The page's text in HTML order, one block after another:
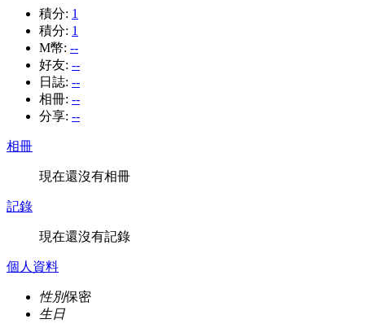
積分: 1
積分: 1
M幣: --
好友: --
日誌: --
相冊: --
分享: --
相冊
現在還沒有相冊
記錄
現在還沒有記錄
個人資料
性別保密
生日